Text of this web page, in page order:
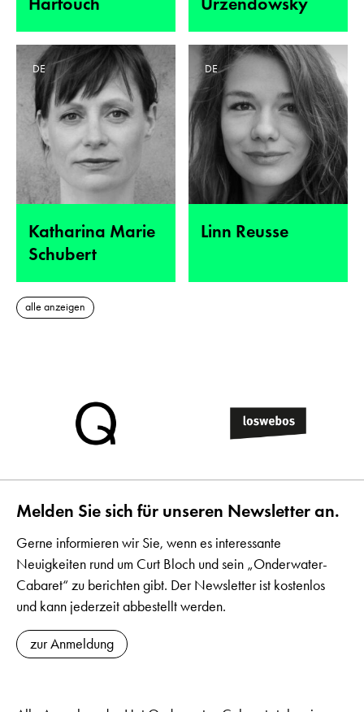
Katharina Marie
Schubert
DE
Linn Reusse
DE
alle anzeigen
Melden Sie sich für unseren Newsletter an.
Gerne informieren wir Sie, wenn es interessante
Neuigkeiten rund um Curt Bloch und sein „Onderwater-
Cabaret“ zu berichten gibt. Der Newsletter ist kostenlos
und kann jederzeit abbestellt werden.
zur Anmeldung